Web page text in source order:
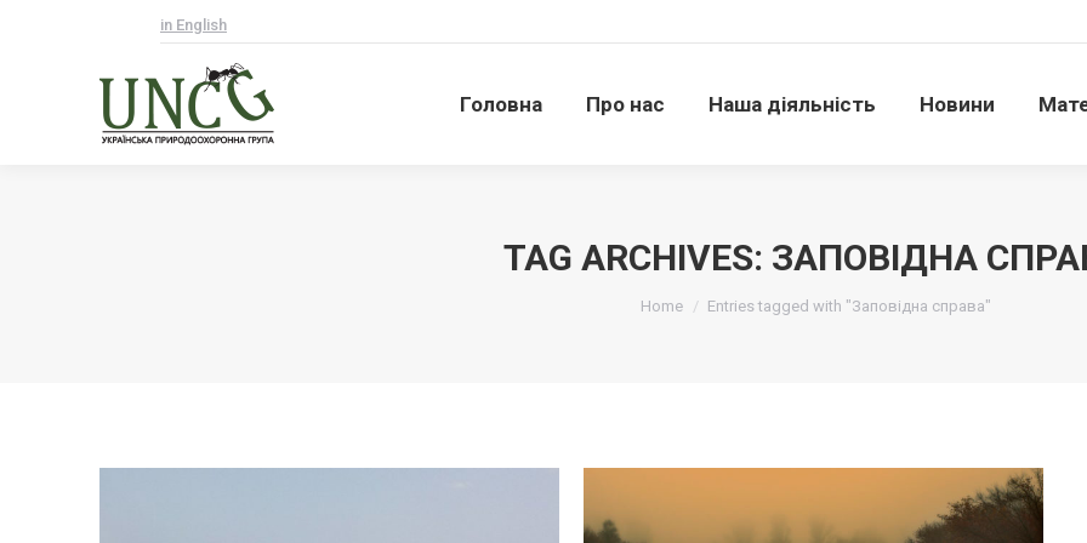
in English
Головна Про нас Наша діяльність Новини
TAG ARCHIVES: ЗАПОВІДНА
Home Entries tagged with "Заповідна справа"
Головна Про нас Наша діяльність Новини